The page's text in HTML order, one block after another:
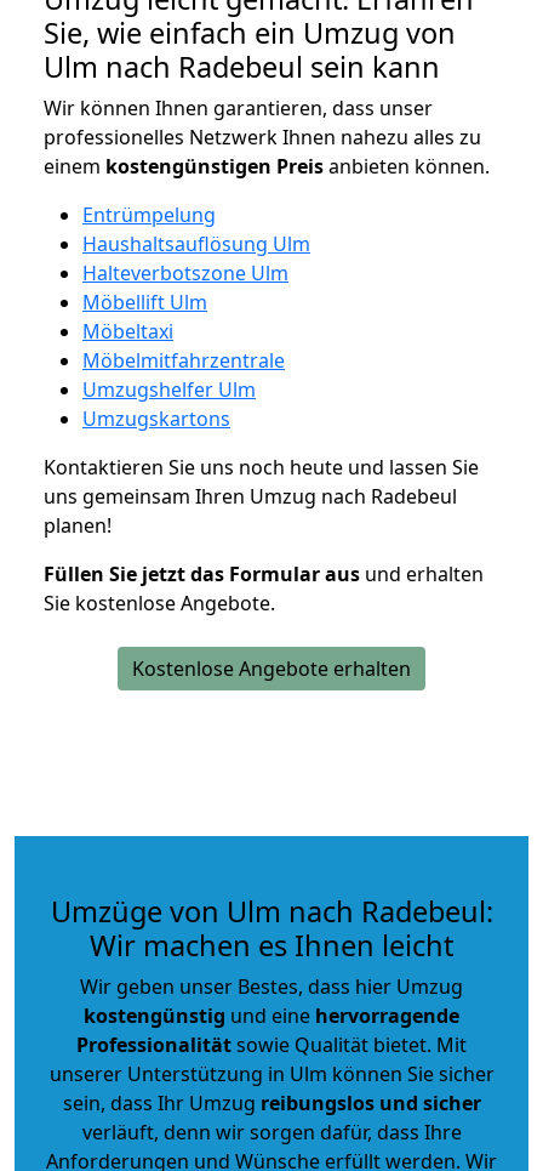
Sie, wie einfach ein Umzug von
Ulm nach Radebeul sein kann
Wir können Ihnen garantieren, dass unser
professionelles Netzwerk Ihnen nahezu alles zu
einem kostengünstigen Preisanbieten können.
Entrümpelung
Haushaltsauflösung Ulm
Halteverbotszone Ulm
Möbellift Ulm
Möbeltaxi
Möbelmitfahrzentrale
Umzugshelfer Ulm
Umzugskartons
Kontaktieren Sie uns noch heute und lassen Sie
uns gemeinsam Ihren Umzug nach Radebeul
planen!
Füllen Sie jetzt das Formular aus und erhalten
Sie kostenlose Angebote.
Kostenlose Angebote erhalten
Umzüge von Ulm nach Radebeul:
Wir machen es Ihnen leicht
Wir geben unser Bestes, dass hier Umzug
kostengünstig und eine hervorragende
Professionalitätsowie Qualität bietet. Mit
unserer Unterstützung in Ulm können Sie sicher
sein, dass Ihr Umzug reibungslos und sicher
verläuft, denn wir sorgen dafür, dass Ihre
Anforderungen und Wünsche erfüllt werden. Wir